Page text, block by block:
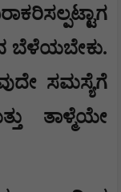
ಬೆಳೆಯಬೇಕು.
ಸಮಸ್ಯೆಗೆ
ತಾಳ್ಮೆಯೇ